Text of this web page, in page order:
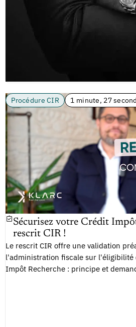
Procédure CIR 1 minute, 27
Sécurisez votre Crédit
rescrit CIR !
Le rescrit CIR offre une validation
l'administration fiscale sur l'éligibilité
Impôt Recherche : principe et